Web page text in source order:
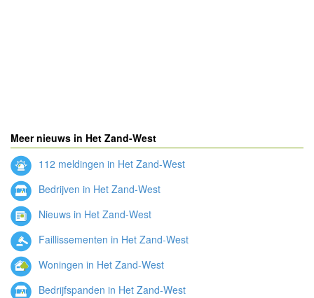
Meer nieuws in Het Zand-West
112 meldingen in Het Zand-West
Bedrijven in Het Zand-West
Nieuws in Het Zand-West
Faillissementen in Het Zand-West
Woningen in Het Zand-West
Bedrijfspanden in Het Zand-West